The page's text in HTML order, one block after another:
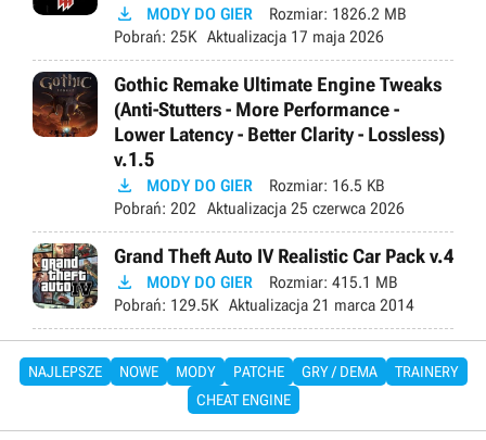
 MODY DO GIER Rozmiar: 1826.2 MB
Pobrań: 25K Aktualizacja 17 maja 2026
Gothic Remake Ultimate Engine Tweaks
(Anti-Stutters - More Performance -
Lower Latency - Better Clarity - Lossless)
v.1.5
 MODY DO GIER Rozmiar: 16.5 KB
Pobrań: 202 Aktualizacja 25 czerwca 2026
Grand Theft Auto IV Realistic Car Pack v.4
 MODY DO GIER Rozmiar: 415.1 MB
Pobrań: 129.5K Aktualizacja 21 marca 2014
NAJLEPSZE NOWE MODY PATCHE GRY / DEMA
TRAINERY
CHEAT ENGINE